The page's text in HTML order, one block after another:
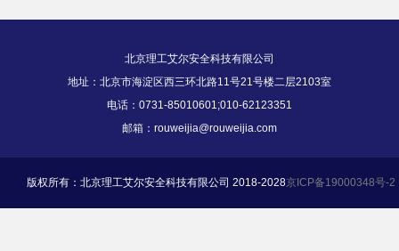
北京理工艾尔安全科技有限公司
地址：北京市海淀区西三环北路11号21号楼二层2103室
电话：0731-85010601;010-62123351
邮箱：rouweijia@rouweijia.com
版权所有：北京理工艾尔安全科技有限公司 2018-2028京ICP备19000348号-2